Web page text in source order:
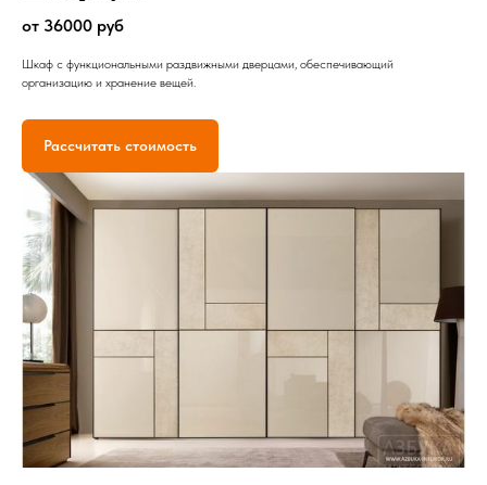
от 36000 руб
Шкаф с функциональными раздвижными дверцами, обеспечивающий
организацию и хранение вещей.
Рассчитать стоимость